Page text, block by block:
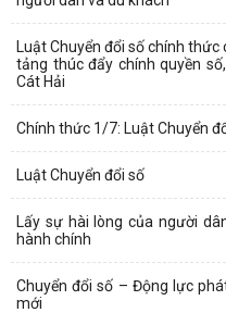
Luật Chuyển đổi số chính
tảng thúc đẩy chính quyền
Cát Hải
Chính thức 1/7: Luật Chuyển
Luật Chuyển đổi số
Lấy sự hài lòng của người
hành chính
Chuyển đổi số – Động lực
mới